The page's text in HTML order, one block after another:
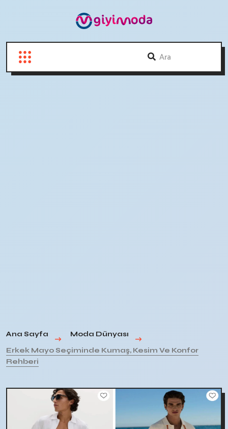
Ana Sayfa
Moda Dünyası
Erkek Mayo Seçiminde Kumaş, Kesim Ve Konfor
Rehberi